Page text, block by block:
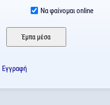
Να φαίνομαι online
Εγγραφή